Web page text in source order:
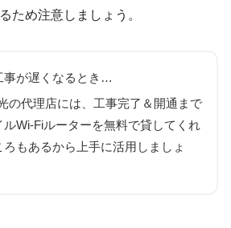
ため注意しましょう。
事が遅くなるとき…
の代理店には、工事完了＆開通まで
ルWi-Fiルーターを無料で貸してくれ
ろもあるから上手に活用しましょ